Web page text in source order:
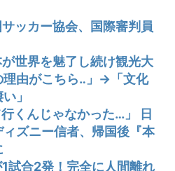
ッカー協会、国際審判員
世界を魅了し続け観光大
理由がこちら‥」→「文化
」
くんじゃなかった…」 日
ズニー信者、帰国後『本
試合2発！完全に人間離れ